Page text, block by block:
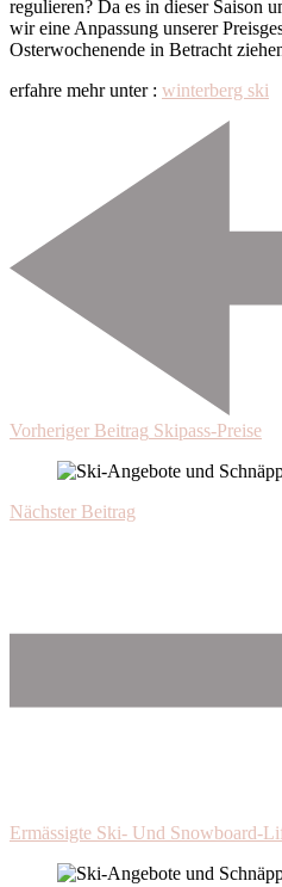
regulieren? Da es in dieser Saison
wir eine Anpassung unserer
Osterwochenende in Betracht
erfahre mehr unter : winterberg ski
Beitragsnavigation
Vorheriger Beitrag Skipass-Preise
Nächster Beitrag
Ermässigte Ski- Und Snowboard-